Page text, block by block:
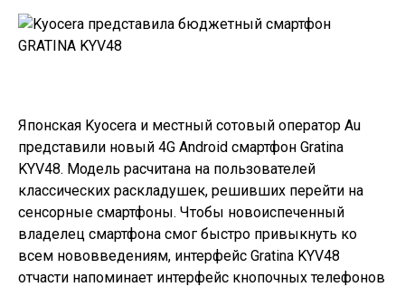
Японская Kyocera и местный сотовый оператор Au
представили новый 4G Android смартфон Gratina
KYV48. Модель расчитана на пользователей
классических раскладушек, решивших перейти на
сенсорные смартфоны. Чтобы новоиспеченный
владелец смартфона смог быстро привыкнуть ко
всем нововведениям, интерфейс Gratina KYV48
отчасти напоминает интерфейс кнопочных телефонов